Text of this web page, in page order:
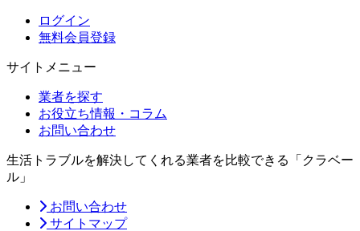
ログイン
無料会員登録
サイトメニュー
業者を探す
お役立ち情報・コラム
お問い合わせ
生活トラブルを解決してくれる業者を比較できる「クラベー
ル」
お問い合わせ
サイトマップ